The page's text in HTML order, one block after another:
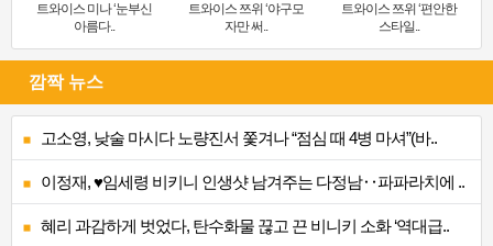
트와이스 미나 ‘눈부신
아름다..
트와이스 쯔위 ‘야구모
자만 써..
트와이스 쯔위 ‘편안한
스타일..
깜짝 뉴스
고소영, 낮술 마시다 노량진서 쫓겨나 “점심 때 4병 마셔”(바..
이정재, ♥임세령 비키니 인생샷 남겨주는 다정남‥파파라치에 ..
혜리 과감하게 벗었다, 탄수화물 끊고 끈 비니키 소화 ‘역대급..